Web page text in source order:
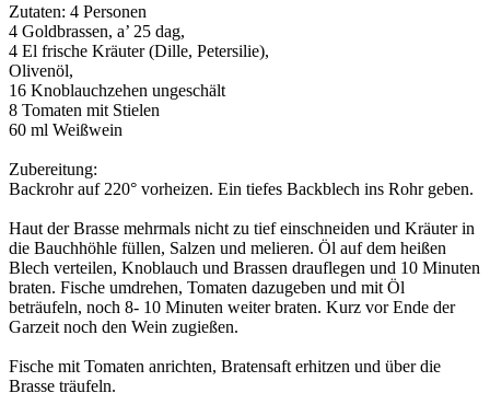
Zutaten: 4 Personen
4 Goldbrassen, a’ 25 dag,
4 El frische Kräuter (Dille, Petersilie),
Olivenöl,
16 Knoblauchzehen ungeschält
8 Tomaten mit Stielen
60 ml Weißwein
Zubereitung:
Backrohr auf 220° vorheizen. Ein tiefes Backblech ins Rohr geben.
Haut der Brasse mehrmals nicht zu tief einschneiden und Kräuter in
die Bauchhöhle füllen, Salzen und melieren. Öl auf dem heißen
Blech verteilen, Knoblauch und Brassen drauflegen und 10 Minuten
braten. Fische umdrehen, Tomaten dazugeben und mit Öl
beträufeln, noch 8- 10 Minuten weiter braten. Kurz vor Ende der
Garzeit noch den Wein zugießen.
Fische mit Tomaten anrichten, Bratensaft erhitzen und über die
Brasse träufeln.